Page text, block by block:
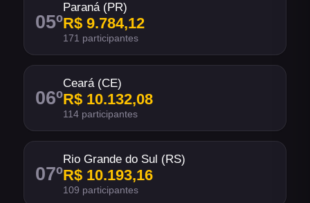
05º
Paraná (PR)
R$ 9.784,12
171 participantes
06º
Ceará (CE)
R$ 10.132,08
114 participantes
07º
Rio Grande do Sul (RS)
R$ 10.193,16
109 participantes